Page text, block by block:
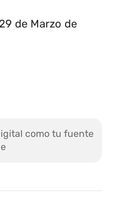
de Marzo de
como tu fuente